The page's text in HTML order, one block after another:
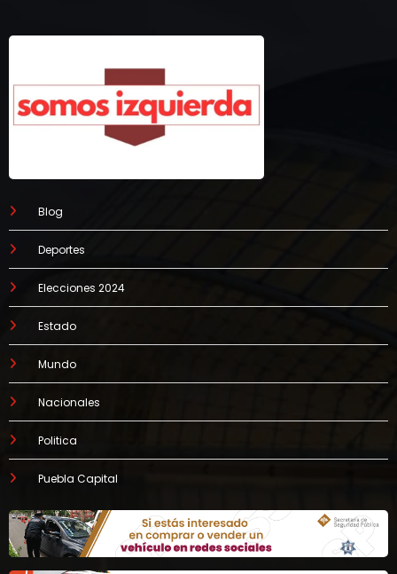
Blog
Deportes
Elecciones 2024
Estado
Mundo
Nacionales
Politica
Puebla Capital